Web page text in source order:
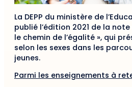
La DEPP du ministère de
publié l’édition 2021 de la
le chemin de l’égalité », qui
selon les sexes dans les
jeunes.
Parmi les enseignements à